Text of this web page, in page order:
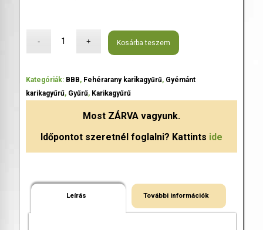
Kosárba teszem
Kategóriák: BBB, Fehérarany karikagyűrű, Gyémánt
karikagyűrű, Gyűrű, Karikagyűrű
Most ZÁRVAvagyunk.
Időpontot szeretnél foglalni? Kattints ide
Leírás További információk